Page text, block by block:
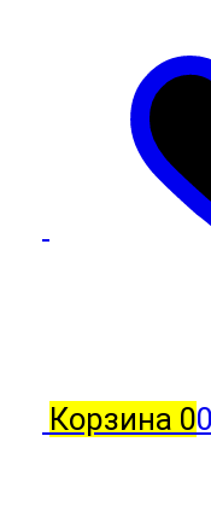
Корзина 0